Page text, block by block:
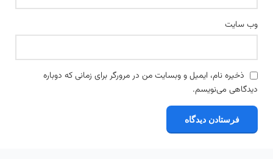
وب‌ سایت
ذخیره نام، ایمیل و وبسایت من در مرورگر برای زمانی که دوباره
دیدگاهی می‌نویسم.